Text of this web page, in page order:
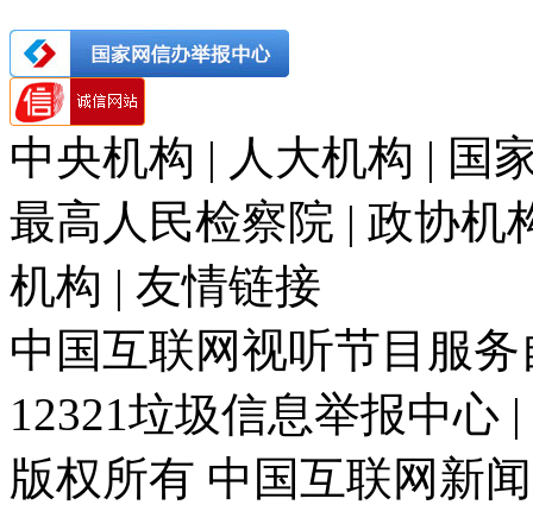
中央机构 | 人大机构 | 国
最高人民检察院 | 政协机
机构 | 友情链接
中国互联网视听节目服
12321垃圾信息举报中心
版权所有 中国互联网新